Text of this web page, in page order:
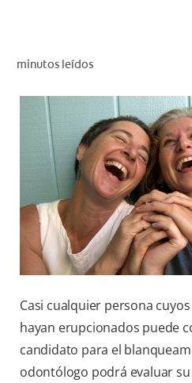
minutos leídos
Casi cualquier persona
hayan erupcionados puede
candidato para el
odontólogo podrá evaluar